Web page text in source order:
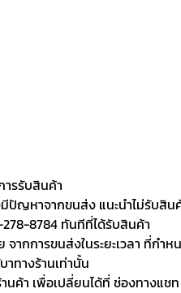
รรับสินค้า
ญหาจากขนส่ง แนะนำไม่รับสิน
8784 ทันทีที่ได้รับสินค้า
กการขนส่งในระยะเวลา ที่กำ
ทางร้านเท่านั้น
า เพื่อเปลี่ยนได้ที่ ช่องทางแช